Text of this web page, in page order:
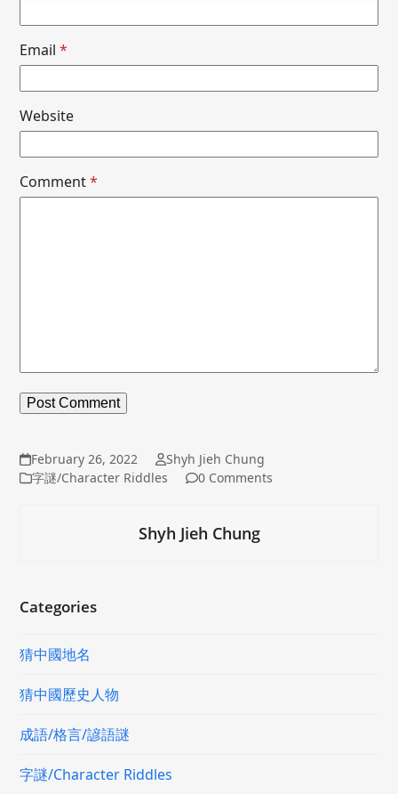
Email*
Website
Comment*
February 26, 2022
Shyh Jieh Chung
字謎/Character Riddles
0 Comments
Shyh Jieh Chung
Categories
猜中國地名
猜中國歷史人物
成語/格言/諺語謎
字謎/Character Riddles